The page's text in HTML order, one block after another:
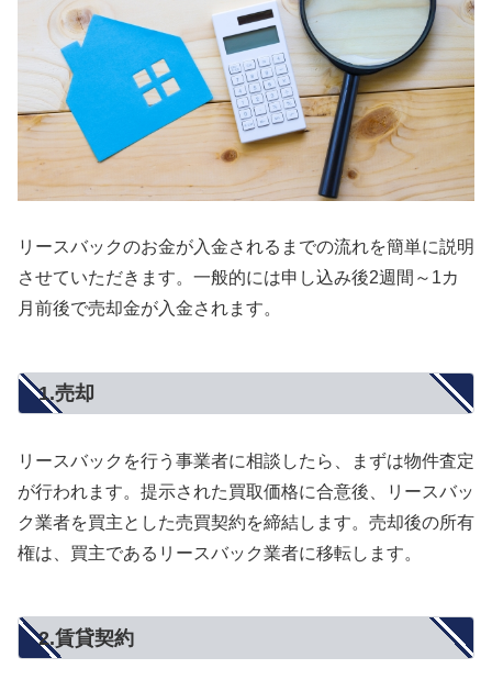
リースバックのお金が入金されるまでの流れを簡単に説明
させていただきます。一般的には申し込み後2週間～1カ
月前後で売却金が入金されます。
1.売却
リースバックを行う事業者に相談したら、まずは物件査定
が行われます。提示された買取価格に合意後、リースバッ
ク業者を買主とした売買契約を締結します。売却後の所有
権は、買主であるリースバック業者に移転します。
2.賃貸契約